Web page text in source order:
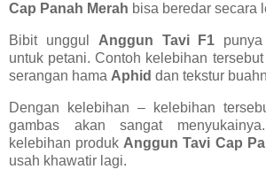
Cap Panah Merah bisa beredar secara
Bibit unggul Anggun Tavi F1
untuk petani. Contoh kelebihan
serangan hama Aphid dan tekstur
Dengan kelebihan – kelebihan
gambas akan sangat
kelebihan produk Anggun Tavi Cap
usah khawatir lagi.